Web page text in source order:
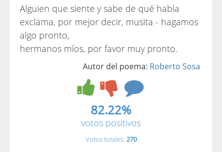
Alguien que siente y sabe de qué habla
exclama, por mejor decir, musita - hagamos
algo pronto,
hermanos míos, por favor muy pronto.
Autor del poema: Roberto Sosa
82.22%
votos positivos
Votos totales: 270